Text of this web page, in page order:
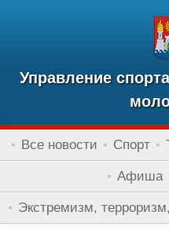
Управление
Все новости Спорт
Афиша
Экстремизм,